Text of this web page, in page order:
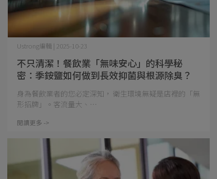
不只清潔！餐飲業「無味安心」的科學秘
密：季銨鹽如何做到長效抑菌與根源除臭？
Ustrong編輯 | 2025-10-23
身為餐飲業者的您必定深知， 衛生環境無疑是店裡的「無
形招牌」。客流量大、⋯
閱讀更多 ->